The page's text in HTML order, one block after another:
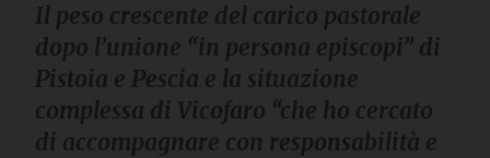
Il peso crescente del carico pastorale
dopo l’unione “in persona episcopi” di
Pistoia e Pescia e la situazione
complessa di Vicofaro “che ho cercato
di accompagnare con responsabilità e